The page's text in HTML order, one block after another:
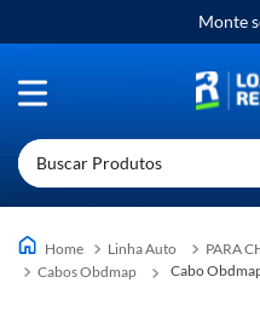
Monte
Buscar Produtos
Linha Auto
PARA
Cabos Obdmap
Cabo